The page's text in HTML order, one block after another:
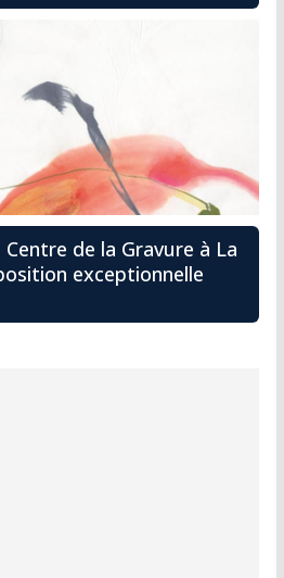
de la Gravure à La
exceptionnelle